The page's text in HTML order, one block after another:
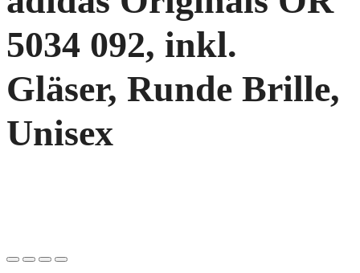
5034 092, inkl.
Gläser, Runde Brille,
Unisex